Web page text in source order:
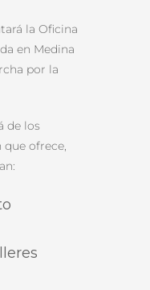
la Oficina
en Medina
por la
de los
ofrece,